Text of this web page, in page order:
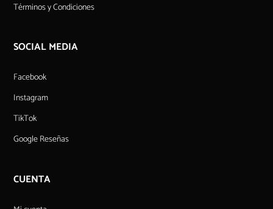
Términos y Condiciones
SOCIAL MEDIA
Facebook
Instagram
TikTok
Google Reseñas
CUENTA